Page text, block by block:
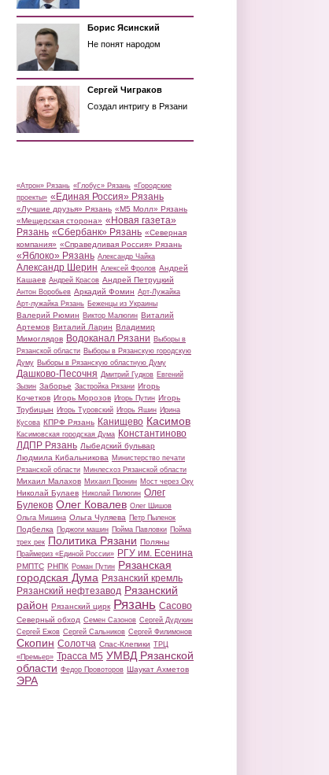
Борис Ясинский
Не понят народом
Сергей Чиграков
Создал интригу в Рязани
«Атрон» Рязань «Глобус» Рязань «Городские
проекты» «Единая Россия» Рязань
«Лучшие друзья» Рязань «М5 Молл» Рязань
«Мещерская сторона» «Новая газета»
Рязань «Сбербанк» Рязань «Северная
компания» «Справедливая Россия» Рязань
«Яблоко» Рязань Александр Чайка
Александр Шерин Алексей Фролов Андрей
Кашаев Андрей Красов Андрей Петруцкий
Антон Воробьев Аркадий Фомин Арт-Лужайка
Арт-лужайка Рязань Беженцы из Украины
Валерий Рюмин Виктор Малюгин Виталий
Артемов Виталий Ларин Владимир
Мимоглядов Водоканал Рязани Выборы в
Рязанской области Выборы в Рязанскую городскую
Думу Выборы в Рязанскую областную Думу
Дашково-Песочня Дмитрий Гудков Евгений
Зызин Заборье Застройка Рязани Игорь
Кочетков Игорь Морозов Игорь Путин Игорь
Трубицын Игорь Туровский Игорь Яшин Ирина
Кусова КПРФ Рязань Канищево Касимов
Касимовская городская Дума Константиново
ЛДПР Рязань Лыбедский бульвар
Людмила Кибальникова Министерство печати
Рязанской области Минлесхоз Рязанской области
Михаил Малахов Михаил Пронин Мост через Оку
Николай Булаев Николай Пилюгин Олег
Булеков Олег Ковалев Олег Шишов
Ольга Мишина Ольга Чуляева Петр Пыленок
Подбелка Поджоги машин Пойма Павловки Пойма
трех рек Политика Рязани Поляны
Праймериз «Единой России» РГУ им. Есенина
РМПТС РНПК Роман Путин Рязанская
городская Дума Рязанский кремль
Рязанский нефтезавод Рязанский
район Рязанский цирк Рязань Сасово
Северный обход Семен Сазонов Сергей Дудукин
Сергей Ежов Сергей Сальников Сергей Филимонов
Скопин Солотча Спас-Клепики ТРЦ
«Премьер» Трасса М5 УМВД Рязанской
области Федор Провоторов Шаукат Ахметов
ЭРА